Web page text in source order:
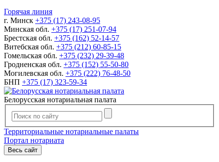
Горячая линия
г. Минск +375 (17) 243-08-95
Минская обл. +375 (17) 251-07-94
Брестская обл. +375 (162) 52-14-57
Витебская обл. +375 (212) 60-85-15
Гомельская обл. +375 (232) 29-39-48
Гродненская обл. +375 (152) 55-50-80
Могилевская обл. +375 (222) 76-48-50
БНП +375 (17) 323-59-34
Белорусская нотариальная палата
Территориальные нотариальные палаты
Портал нотариата
Весь сайт